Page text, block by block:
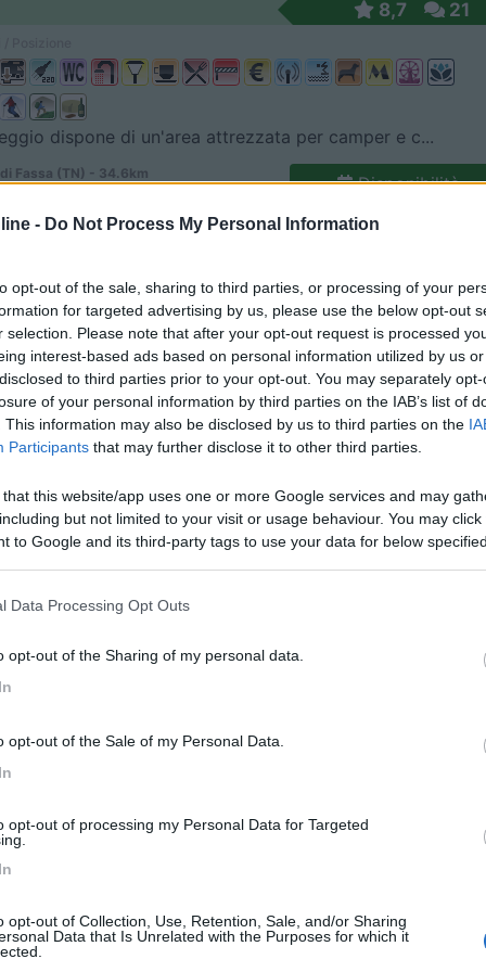
- Do Not Process My Personal Information
opt-out of the sale, sharing to third parties, or processing of your
for targeted advertising by us, please use the below opt-out
selection. Please note that after your opt-out request is processed
interest-based ads based on personal information utilized by us
to third parties prior to your opt-out. You may separately
of your personal information by third parties on the IAB’s list of
This information may also be disclosed by us to third parties on the
Participants that may further disclose it to other third parties.
that this website/app uses one or more Google services and may
but not limited to your visit or usage behaviour. You may
to Google and its third-party tags to use your data for below
Data Processing Opt Outs
opt-out of the Sharing of my personal data.
opt-out of the Sale of my Personal Data.
opt-out of processing my Personal Data for Targeted
opt-out of Collection, Use, Retention, Sale, and/or Sharing
Data that Is Unrelated with the Purposes for which it
8,7 21
dispone di un'area attrezzata per camper e c...
Fassa (TN) - 34.6km
Disponibilità
senza servizi, a pagamento. A 6 minuti a pied...
(BZ) - 5.2km
1
/ Posizione
centro, di fronte al cimitero e di fianco di un...
della Pieve, 12
Posizione
ai piedi del passo Mendola e a 10 minuti dal paes...
- 7.2km
9,8